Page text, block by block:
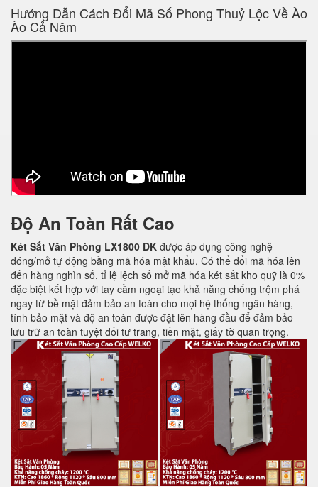
Hướng Dẫn Cách Đổi Mã Số Phong Thuỷ Lộc Về Ào
Ào Cả Năm
Độ An Toàn Rất Cao
Két Sắt Văn Phòng LX1800 DK được áp dụng công nghệ
đóng/mở tự động bằng mã hóa mật khẩu, Có thể đổi mã hóa lên
đến hàng nghìn số, tỉ lệ lệch số mở mã hóa két sắt kho quỹ là 0%
đặc biệt kết hợp với tay cầm ngoại tạo khả năng chống trộm phá
ngay từ bề mặt đảm bảo an toàn cho mọi hệ thống ngân hàng,
tính bảo mật và độ an toàn được đặt lên hàng đầu để đảm bảo
lưu trữ an toàn tuyệt đối tư trang, tiền mặt, giấy tờ quan trọng.